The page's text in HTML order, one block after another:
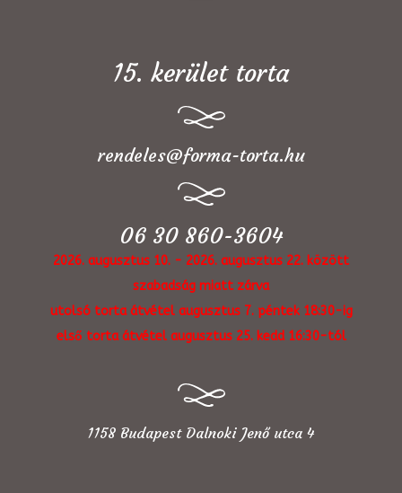
15. kerület torta
rendeles@forma-torta.hu
06 30 860-3604
2026. augusztus 10. - 2026. augusztus 22. között
szabadság miatt zárva
utolsó torta átvétel augusztus 7. péntek 18:30-ig
első torta átvétel augusztus 25. kedd 16:30-tól
1158 Budapest Dalnoki Jenő utca 4